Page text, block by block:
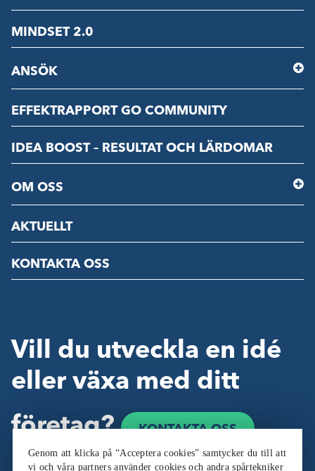
MINDSET 2.0
ANSÖK
EFFEKTRAPPORT GO COMMUNITY
IDEA BOOST – RESULTAT OCH LÄRDOMAR
OM OSS
AKTUELLT
KONTAKTA OSS
Vill du utveckla en idé
eller växa med ditt
företag?
KONTAKTA OSS
Genom att klicka på “Acceptera cookies” samtycker du till att
vi och våra partners använder cookies och andra spårtekniker